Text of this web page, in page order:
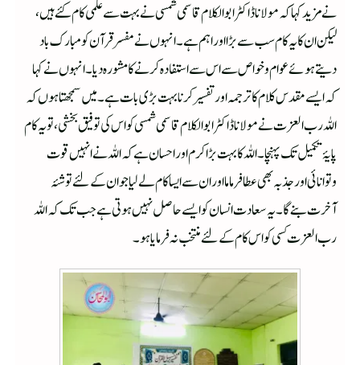
نے مزید کہا کہ مولانا ڈاکٹر ابوالکلام قاسمی شمسی نے بہت سے علمی کام کئے ہیں ،
لیکن ان کا یہ کام سب سے بڑا اور اہم ہے۔ انہوں نے مفسر قرآن کو مبارک باد
دیتے ہوئے عوام وخواص سے اس سے استفادہ کرنے کا مشورہ دیا۔انہوں نے کہا
کہ ایسے مقدس کلام کا ترجمہ اور تفسیر کرنا بہت بڑی بات ہے۔میں سمجھتا ہوں کہ
اللہ رب العزت نے مولاناڈاکٹر ابوالکلام قاسمی شمسی کو اس کی توفیق بخشی ، تو یہ کام
پایۂ تکمیل تک پہنچا۔ اللہ کا بہت بڑا کرم اور احسان ہے کہ اللہ نے انہیں قوت
وتوانائی اور جذبہ بھی عطا فرماما اور ان سے ایسا کام لے لیا جو ان کے لئے توشۂ
آخرت بنے گا۔یہ سعادت انسان کو ایسے حاصل نہیں ہوتی ہے جب تک کہ اللہ
رب العزت کسی کو اس کام کے لئے منتخب نہ فرمایا ہو۔